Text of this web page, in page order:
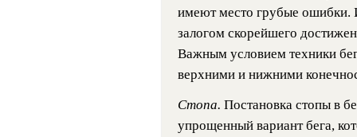
имеют место грубые ошибки.
залогом скорейшего
Важным условием техники
верхними и нижними
Стопа. Постановка стопы в
упрощенный вариант бега,